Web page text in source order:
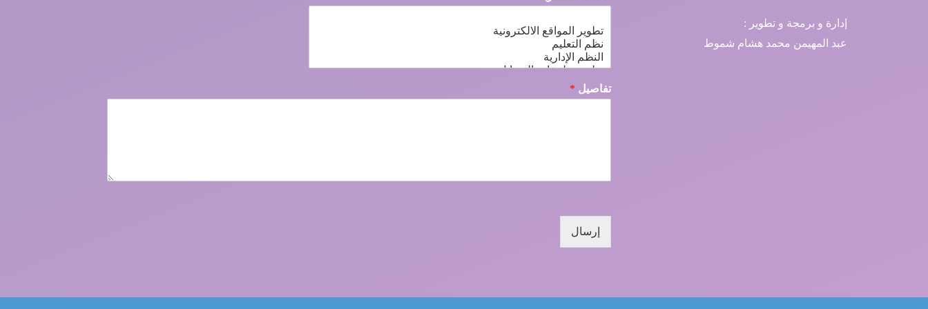
إدارة و برمجة و تطوير :
عبد المهيمن محمد هشام شموط
تفاصيل *
إرسال